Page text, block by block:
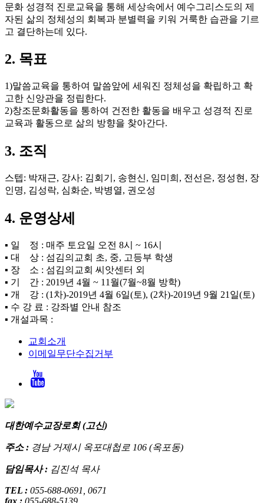
문화 성경적 진로교육을 통해 세상속에서 예수그리스도의 제
자된 삶의 정체성의 회복과 분별력을 키워 거룩한 습관을 기르
고 결단하는데 있다.
2. 목표
1)말씀교육을 통하여 말씀앞에 세워진 정체성을 확립하고 확
고한 신앙관을 정립한다.
2)창조문화활동을 통하여 건전한 활동을 배우고 성경적 진로
교육과 활동으로 삶의 방향을 찾아간다.
3. 조직
스텝: 박재근, 강사: 김회기, 송현신, 임미희, 전선은, 정성현, 장
인명, 김성락, 심화순, 박병열, 권오성
4. 운영상세
▪ 일 정 : 매주 토요일 오전 8시 ~ 16시
▪ 대 상 : 섬김의교회 초, 중, 고등부 학생
▪ 장 소 : 섬김의교회 씨앗센터 외
▪ 기 간 : 2019년 4월 ~ 11월(7월~8월 방학)
▪ 개 강 : (1차)-2019년 4월 6일(토), (2차)-2019년 9월 21일(토)
▪ 수 강 료 : 강좌별 안내 참조
▪ 개설과목 :
교회소개
이메일무단수집거부
대한예수교장로회 (고신)
주소 : 경남 거제시 옥포대첩로 106 (옥포동)
담임목사 : 김진석 목사
TEL : 055-688-0691, 0671
fax : 055-688-5139